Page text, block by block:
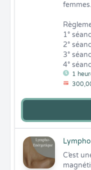
1
femmes.
1°
2°
3°
4°
C’est